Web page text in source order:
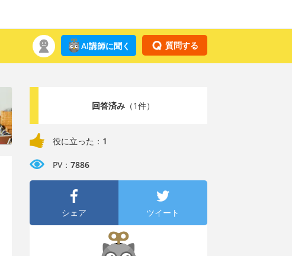
質問する
AI講師に聞く
回答済み（1件）
役に立った： 1
PV： 7886
シェア ツイート